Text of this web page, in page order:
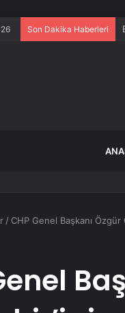
Son Dakika Haberleri
/ CHP Genel Başkanı